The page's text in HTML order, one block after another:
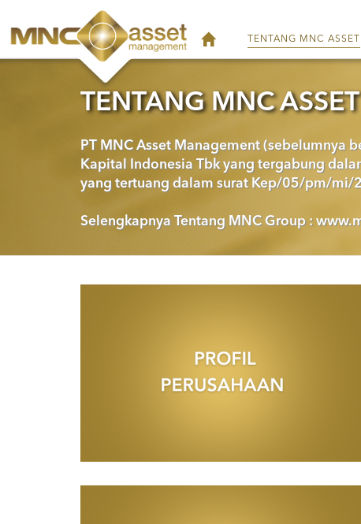
TENTANG MNC ASSET
TENTANG MNC ASSET
PT MNC Asset Management (sebelumnya
Kapital Indonesia Tbk yang tergabung
yang tertuang dalam surat Kep/05/pm/mi/
Selengkapnya Tentang MNC Group :